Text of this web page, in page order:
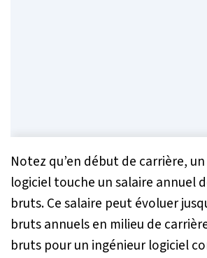
Notez qu’en début de carrière,
logiciel touche un salaire annuel
bruts. Ce salaire peut évoluer
bruts annuels en milieu de
bruts pour un ingénieur logiciel